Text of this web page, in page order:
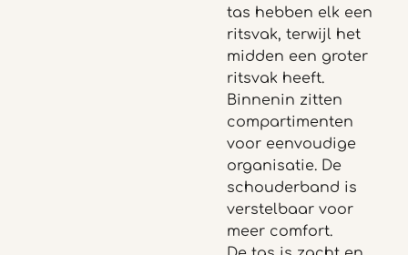
tas hebben elk een
ritsvak, terwijl het
midden een groter
ritsvak heeft.
Binnenin zitten
compartimenten
voor eenvoudige
organisatie. De
schouderband is
verstelbaar voor
meer comfort.